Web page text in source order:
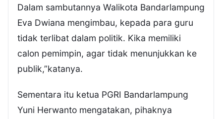
Dalam sambutannya Walikota Bandarlampung
Eva Dwiana mengimbau, kepada para guru
tidak terlibat dalam politik. Kika memiliki
calon pemimpin, agar tidak menunjukkan ke
publik,”katanya.
Sementara itu ketua PGRI Bandarlampung
Yuni Herwanto mengatakan, pihaknya